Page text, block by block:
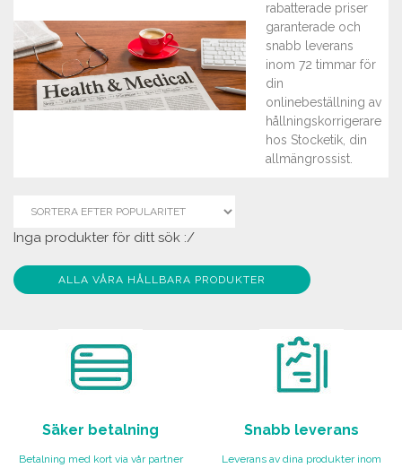
rabatterade priser
garanterade och
snabb leverans
inom 72 timmar för
din
onlinebeställning av
hållningskorrigerare
hos Stocketik, din
allmängrossist.
Inga produkter för ditt sök :/
ALLA VÅRA HÅLLBARA PRODUKTER
Säker betalning
Betalning med kort via vår partner
Snabb leverans
Leverans av dina produkter inom